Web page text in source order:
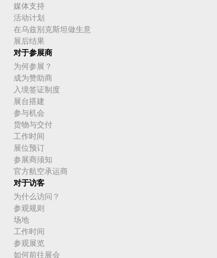
媒体支持
活动计划
在乌兹别克斯坦做生意
展后结果
对于参展商
为何参展？
成为赞助商
入境签证制度
展台搭建
参与机会
货物与交付
工作时间
展位预订
参展商须知
官方航空承运商
对于访客
为什么访问？
参观规则
场地
工作时间
参观展览
如何前往展会